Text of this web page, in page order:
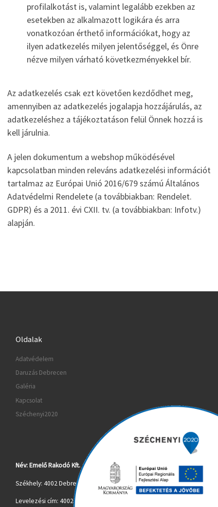
profilalkotást is, valamint legalább ezekben az
esetekben az alkalmazott logikára és arra
vonatkozóan érthető információkat, hogy az
ilyen adatkezelés milyen jelentőséggel, és Önre
nézve milyen várható következményekkel bír.
Az adatkezelés csak ezt követően kezdődhet meg,
amennyiben az adatkezelés jogalapja hozzájárulás, az
adatkezeléshez a tájékoztatáson felül Önnek hozzá is
kell járulnia.
A jelen dokumentum a webshop működésével
kapcsolatban minden releváns adatkezelési információt
tartalmaz az Európai Unió 2016/679 számú Általános
Adatvédelmi Rendelete (a továbbiakban: Rendelet.
GDPR) és a 2011. évi CXII. tv. (a továbbiakban: Infotv.)
alapján.
Oldalak
Adatvédelem
Daruzás Debrecen
Galéria
Kapcsolat
Széchenyi2020
Név: Emelő Rakodó Kft.
Székhely: 4002 Debrecen, Kárpáti Károly utca 29.
Levelezési cím: 4002 Debrecen, Kárpáti Károly utca 29.